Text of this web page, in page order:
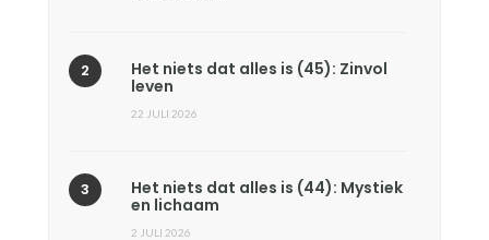
Het niets dat alles is (45): Zinvol
leven
22 JULI 2026
Het niets dat alles is (44): Mystiek
en lichaam
2 JULI 2026